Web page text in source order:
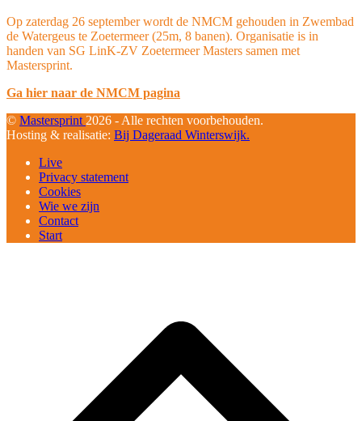
Op zaterdag 26 september wordt de NMCM gehouden in Zwembad
de Watergeus te Zoetermeer (25m, 8 banen). Organisatie is in
handen van SG LinK-ZV Zoetermeer Masters samen met
Mastersprint.
Ga hier naar de NMCM pagina
© Mastersprint 2026 - Alle rechten voorbehouden.
Hosting & realisatie: Bij Dageraad Winterswijk.
Live
Privacy statement
Cookies
Wie we zijn
Contact
Start